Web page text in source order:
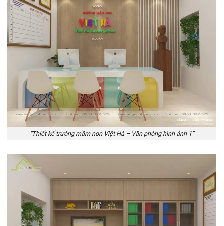
“Thiết kế trường mầm non Việt Hà – Văn phòng hình ảnh 1”